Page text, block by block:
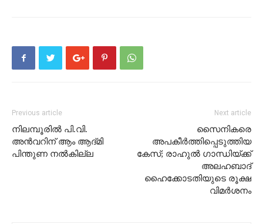
Previous article
നിലമ്പൂരിൽ പി.വി.
അൻവറിന് ആം ആദ്മി
പിന്തുണ നൽകില്ല
Next article
സൈനികരെ
അപകീർത്തിപ്പെടുത്തിയ
കേസ്; രാഹുല്‍ ഗാന്ധിയ്ക്ക്
അലഹബാദ്
ഹൈക്കോടതിയുടെ രൂക്ഷ
വിമർശനം